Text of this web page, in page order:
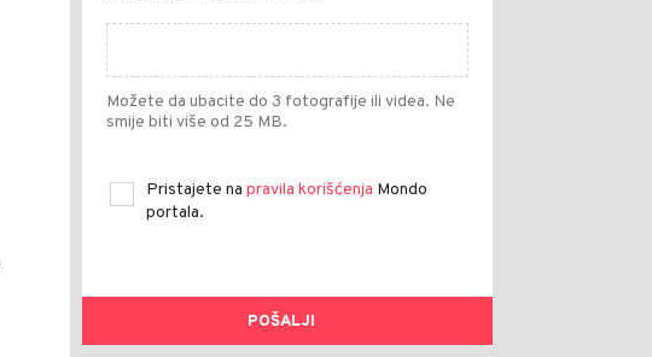
Možete da ubacite do 3 fotografije ili videa. Ne
smije biti više od 25 MB.
Pristajete na pravila korišćenja Mondo
portala.
POŠALJI